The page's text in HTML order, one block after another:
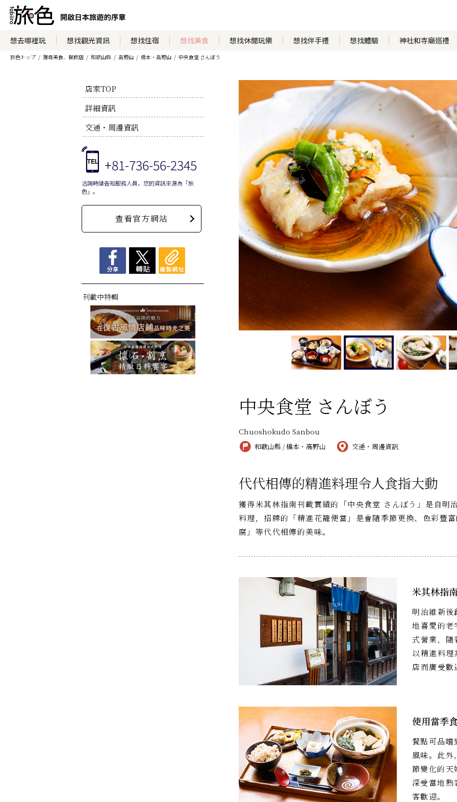
想去哪裡玩 想找觀光資訊 想找住宿 想找美食 想找休閒玩樂 想找伴手禮 想找體驗 神社和寺廟巡禮
旅色トップ 搜尋美食、餐飲店 和歌山縣 高野山 橋本・高野山 中央食堂 さんぼう
店家TOP
詳細資訊
交通・周邊資訊
+81-736-56-2345
洽詢時請告知服務人員，您的資訊來源為「旅
色」。
查看官方網站
刊載中特輯
中央食堂 さんぼう
Chuoshokudo Sanbou
和歌山縣 / 橋本・高野山 交通・周邊資訊
代代相傳的精進料理令人食指大動
獲得米其林指南刊載實績的「中央食堂 さんぼう」是自明
料理，招牌的「精進花籠便當」是會隨季節更換、色彩豐
腐」等代代相傳的美味。
米其林指
明治維新
地喜愛的老
式營業，隨
以精進料
店而廣受歡
使用當季
餐點可品嚐
風味。此
節變化的天
深受當地
客歡迎。